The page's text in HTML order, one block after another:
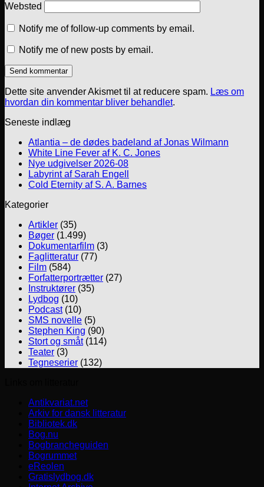
Websted
Notify me of follow-up comments by email.
Notify me of new posts by email.
Dette site anvender Akismet til at reducere spam. Læs om
hvordan din kommentar bliver behandlet.
Seneste indlæg
Atlantia – de dødes badeland af Jonas Wilmann
White Line Fever af K. C. Jones
Nye udgivelser 2026-08
Labyrint af Sarah Engell
Cold Eternity af S. A. Barnes
Kategorier
Artikler (35)
Bøger (1.499)
Dokumentarfilm (3)
Faglitteratur (77)
Film (584)
Forfatterportrætter (27)
Instruktører (35)
Lydbog (10)
Podcast(10)
SMS novelle (5)
Stephen King (90)
Stort og småt(114)
Teater (3)
Tegneserier (132)
Antikvariat.net
Arkiv for dansk litteratur
Bibliotek.dk
Bog.nu
Bogbrancheguiden
Bogrummet
eReolen
Gratislydbog.dk